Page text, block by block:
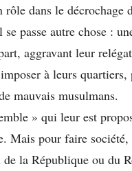
dans le décrochage
passe autre chose :
aggravant leur
à leurs quartiers,
mauvais musulmans.
» qui leur est
Mais pour faire
la République ou du